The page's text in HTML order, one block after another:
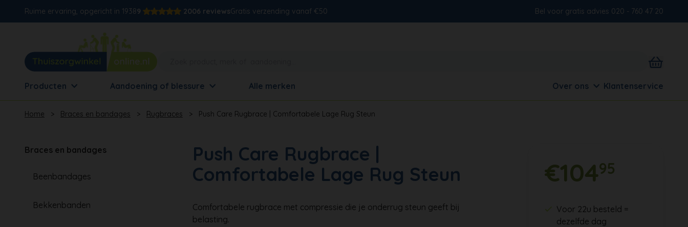
Ruime ervaring, opgericht in 19389 2006 reviewsGratis verzending vanaf €50 Bel voor gratis advies 020 - 760 47 20
Producten Aandoening of blessure Alle merken Over ons Klantenservice
Home > Braces en bandages > Rugbraces > Push Care Rugbrace | Comfortabele Lage Rug Steun
Braces en bandages
Beenbandages
Bekkenbanden
Push Care Rugbrace |
Comfortabele Lage Rug Steun
Comfortabele rugbrace met compressie die je onderrug steun geeft bij
belasting.
€10495
Voor 22u besteld =
dezelfde dag